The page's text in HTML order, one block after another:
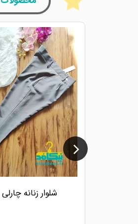
شلوار زنانه